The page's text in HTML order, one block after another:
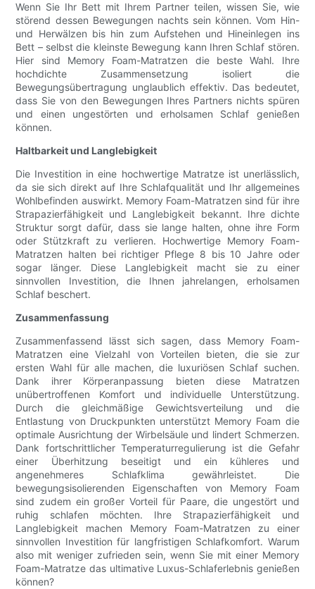
Wenn Sie Ihr Bett mit Ihrem Partner teilen, wissen Sie, wie
störend dessen Bewegungen nachts sein können. Vom Hin-
und Herwälzen bis hin zum Aufstehen und Hineinlegen ins
Bett – selbst die kleinste Bewegung kann Ihren Schlaf stören.
Hier sind Memory Foam-Matratzen die beste Wahl. Ihre
hochdichte Zusammensetzung isoliert die
Bewegungsübertragung unglaublich effektiv. Das bedeutet,
dass Sie von den Bewegungen Ihres Partners nichts spüren
und einen ungestörten und erholsamen Schlaf genießen
können.
Haltbarkeit und Langlebigkeit
Die Investition in eine hochwertige Matratze ist unerlässlich,
da sie sich direkt auf Ihre Schlafqualität und Ihr allgemeines
Wohlbefinden auswirkt. Memory Foam-Matratzen sind für ihre
Strapazierfähigkeit und Langlebigkeit bekannt. Ihre dichte
Struktur sorgt dafür, dass sie lange halten, ohne ihre Form
oder Stützkraft zu verlieren. Hochwertige Memory Foam-
Matratzen halten bei richtiger Pflege 8 bis 10 Jahre oder
sogar länger. Diese Langlebigkeit macht sie zu einer
sinnvollen Investition, die Ihnen jahrelangen, erholsamen
Schlaf beschert.
Zusammenfassung
Zusammenfassend lässt sich sagen, dass Memory Foam-
Matratzen eine Vielzahl von Vorteilen bieten, die sie zur
ersten Wahl für alle machen, die luxuriösen Schlaf suchen.
Dank ihrer Körperanpassung bieten diese Matratzen
unübertroffenen Komfort und individuelle Unterstützung.
Durch die gleichmäßige Gewichtsverteilung und die
Entlastung von Druckpunkten unterstützt Memory Foam die
optimale Ausrichtung der Wirbelsäule und lindert Schmerzen.
Dank fortschrittlicher Temperaturregulierung ist die Gefahr
einer Überhitzung beseitigt und ein kühleres und
angenehmeres Schlafklima gewährleistet. Die
bewegungsisolierenden Eigenschaften von Memory Foam
sind zudem ein großer Vorteil für Paare, die ungestört und
ruhig schlafen möchten. Ihre Strapazierfähigkeit und
Langlebigkeit machen Memory Foam-Matratzen zu einer
sinnvollen Investition für langfristigen Schlafkomfort. Warum
also mit weniger zufrieden sein, wenn Sie mit einer Memory
Foam-Matratze das ultimative Luxus-Schlaferlebnis genießen
können?